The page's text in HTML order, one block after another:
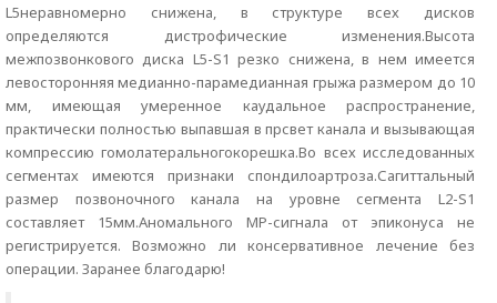
L5неравномерно снижена, в структуре всех дисков
определяются дистрофические изменения.Высота
межпозвонкового диска L5-S1 резко снижена, в нем имеется
левосторонняя медианно-парамедианная грыжа размером до 10
мм, имеющая умеренное каудальное распространение,
практически полностью выпавшая в прсвет канала и вызывающая
компрессию гомолатеральногокорешка.Во всех исследованных
сегментах имеются признаки спондилоартроза.Сагиттальный
размер позвоночного канала на уровне сегмента L2-S1
составляет 15мм.Аномального МР-сигнала от эпиконуса не
регистрируется. Возможно ли консервативное лечение без
операции. Заранее благодарю!